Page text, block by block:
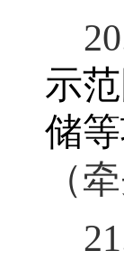
示
储
（